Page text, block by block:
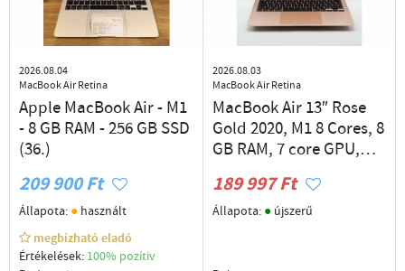
2026.08.04
MacBook Air Retina
Apple MacBook Air - M1
- 8 GB RAM - 256 GB SSD
(36.)
209 900 Ft
Állapota: ● használt
megbízható eladó
Értékelések: 100% pozítiv
2026.08.03
MacBook Air Retina
MacBook Air 13″ Rose
Gold 2020, M1 8 Cores, 8
GB RAM, 7 core GPU,
(0358)
189 997 Ft
Állapota: ●újszerű